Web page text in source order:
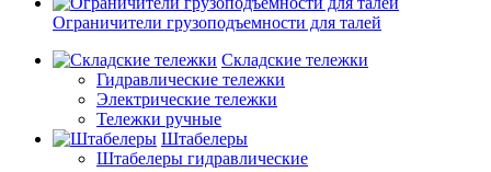
Ограничители грузоподъемности для талей
Складские тележки
Гидравлические тележки
Электрические тележки
Тележки ручные
Штабелеры
Штабелеры гидравлические